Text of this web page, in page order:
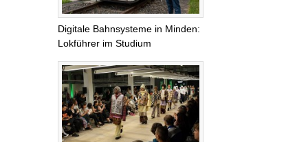
Digitale Bahnsysteme in Minden:
Lokführer im Studium